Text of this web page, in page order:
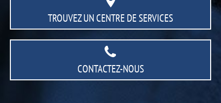
TROUVEZ UN CENTRE DE SERVICES
CONTACTEZ-NOUS